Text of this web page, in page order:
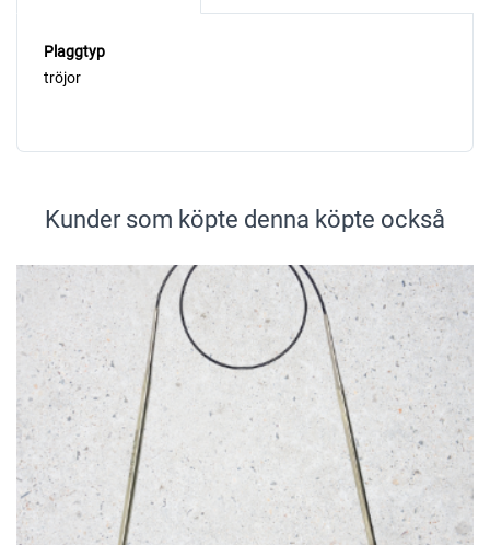
Plaggtyp
tröjor
Kunder som köpte denna köpte också